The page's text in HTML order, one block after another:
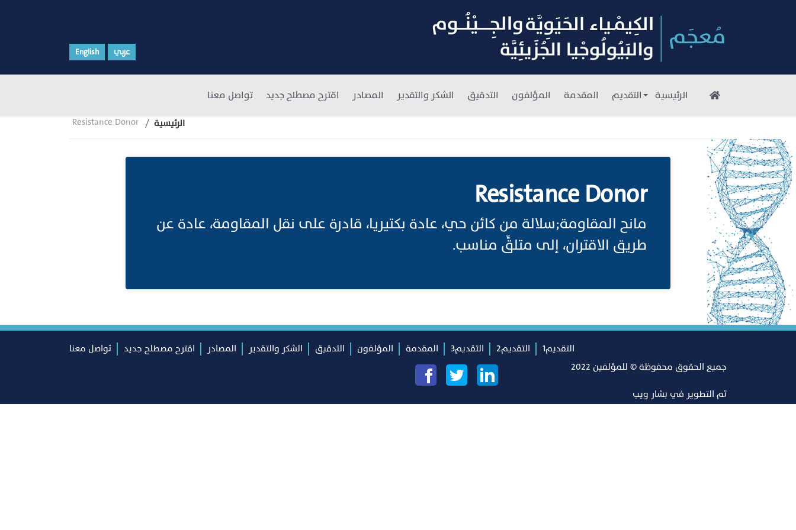
English عربي
التقديم المقدمة المؤلفون التدقيق الشكر والتقدير المصادر اقترح مصطلح جديد تواصل معنا
Resistance Donor الرئيسية
Resistance Donor
مانح المقاومة;سلالة من كائن حي، عادة بكتيريا، قادرة على نقل المقاومة، عادة عن
طريق الاقتران، إلى متلقٍّ مناسب.
التقديم1 التقديم2 التقديم3 المقدمة المؤلفون التدقيق الشكر والتقدير المصادر اقترح مصطلح جديد
تواصل معنا
جميع الحقوق محفوظة © للمؤلفين 2022
تم التطوير في بشار ويب